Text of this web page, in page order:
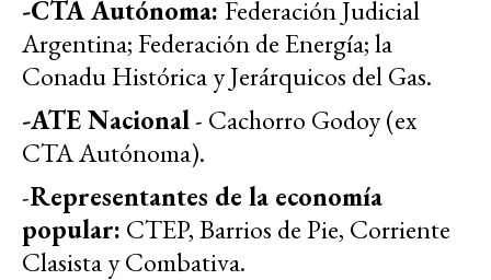
-CTA Autónoma: Federación Judicial
Argentina; Federación de Energía; la
Conadu Histórica y Jerárquicos del Gas.
-ATE Nacional- Cachorro Godoy (ex
CTA Autónoma).
-Representantes de la economía
popular: CTEP, Barrios de Pie, Corriente
Clasista y Combativa.